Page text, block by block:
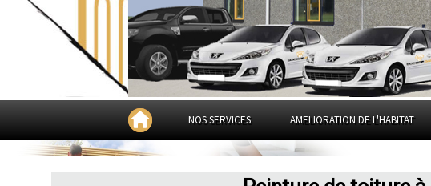
NOS SERVICES AMELIORATION DE L'HABITAT